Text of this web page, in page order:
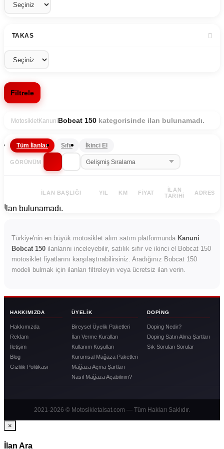
TAKAS
Filtrele
MotosikletKanuni Bobcat 150 kategorisinde ilan bulunamadı.
Tüm İlanlar Sıfır İkinci El
GÖRÜNÜM
İLAN BAŞLIĞI YIL KM FIYAT
İLAN
TARIHI
ADRES
İlan bulunamadı.
Türkiye'nin en büyük motosiklet alım satım platformunda Kanuni
Bobcat 150 ilanlarını inceleyebilir, satılık sıfır ve ikinci el Bobcat 150
motosiklet fiyatlarını karşılaştırabilirsiniz. Aradığınız Bobcat 150
modeli bulmak için ilanları filtreleyin veya ücretsiz ilan verin.
HAKKIMIZDA
Hakkımızda
Reklam
İletişim
Blog
Gizlilik Politikası
ÜYELIK
Bireysel Üyelik Paketleri
İlan Verme Kuralları
Kullanım Koşulları
Kurumsal Mağaza Paketleri
Mağaza Açma Şartları
Nasıl Mağaza Açabilirim?
DOPING
Doping Nedir?
Doping Satın Alma Şartları
Sık Sorulan Sorular
2021-2026 © Motosikletalsat.com — Tüm Hakları Saklıdır.
×
İlan Ara